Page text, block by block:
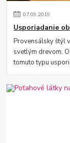
07.09.2019
Usporiadanie
Provensálsky štýl
svetlým drevom.
tomuto typu